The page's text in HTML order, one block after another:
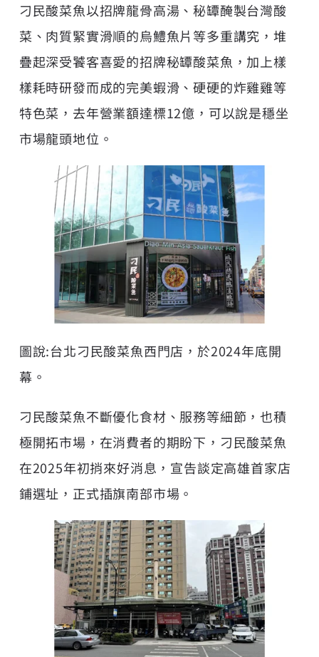
刁民酸菜魚以招牌龍骨高湯、秘罈醃製台灣酸
菜、肉質緊實滑順的烏鱧魚片等多重講究，堆
疊起深受饕客喜愛的招牌秘罈酸菜魚，加上樣
樣耗時研發而成的完美蝦滑、硬硬的炸雞雞等
特色菜，去年營業額達標12億，可以說是穩坐
市場龍頭地位。
圖說:台北刁民酸菜魚西門店，於2024年底開
幕。
刁民酸菜魚不斷優化食材、服務等細節，也積
極開拓市場，在消費者的期盼下，刁民酸菜魚
在2025年初捎來好消息，宣告談定高雄首家店
鋪選址，正式插旗南部市場。